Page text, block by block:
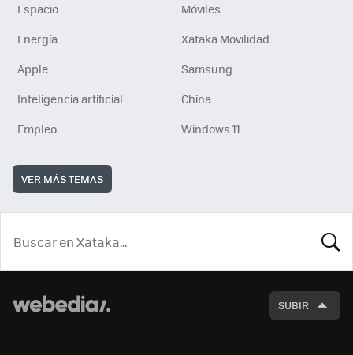
Espacio
Móviles
Energía
Xataka Movilidad
Apple
Samsung
Inteligencia artificial
China
Empleo
Windows 11
VER MÁS TEMAS
SUBIR